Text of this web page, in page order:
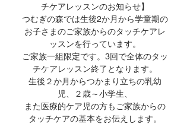
チケアレッスンのお知らせ】
つむぎの森では生後2か月から学童期の
お子さまのご家族からのタッチケアレ
ッスンを行っています。
ご家族一組限定です。3回で全体のタッ
チケアレッスン終了となります。
生後２か月からつかまり立ちの乳幼
児、２歳～小学生、
また医療的ケア児の方もご家族からの
タッチケアの基本をお伝えします。